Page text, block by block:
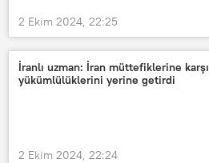
2 Ekim 2024, 22:25
İranlı uzman: İran müttefiklerine karşı
yükümlülüklerini yerine getirdi
2 Ekim 2024, 22:24